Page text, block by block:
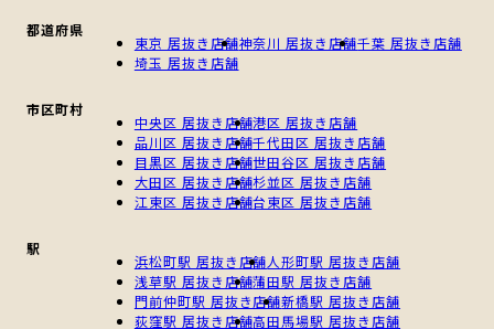
都道府県
東京 居抜き店舗神奈川 居抜き店舗千葉 居抜き店舗
埼玉 居抜き店舗
市区町村
中央区 居抜き店舗港区 居抜き店舗
品川区 居抜き店舗千代田区 居抜き店舗
目黒区 居抜き店舗世田谷区 居抜き店舗
大田区 居抜き店舗杉並区 居抜き店舗
江東区 居抜き店舗台東区 居抜き店舗
駅
浜松町駅 居抜き店舗人形町駅 居抜き店舗
浅草駅 居抜き店舗蒲田駅 居抜き店舗
門前仲町駅 居抜き店舗新橋駅 居抜き店舗
荻窪駅 居抜き店舗高田馬場駅 居抜き店舗